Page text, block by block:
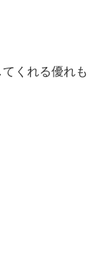
くれる優れも